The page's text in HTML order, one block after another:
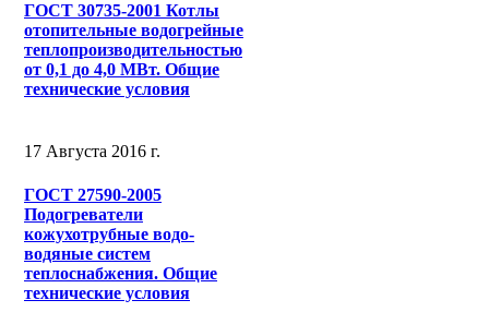
ГОСТ 30735-2001 Котлы
отопительные водогрейные
теплопроизводительностью
от 0,1 до 4,0 МВт. Общие
технические условия
17 Августа 2016 г.
ГОСТ 27590-2005
Подогреватели
кожухотрубные водо-
водяные систем
теплоснабжения. Общие
технические условия